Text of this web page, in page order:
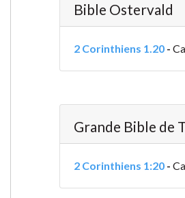
Bible Ostervald
2 Corinthiens 1.20-
Grande Bible de
2 Corinthiens 1:20-